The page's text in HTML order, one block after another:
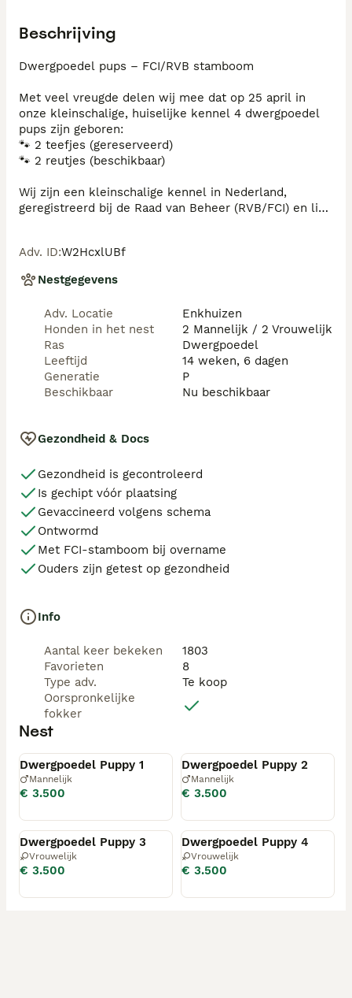
Beschrijving
Dwergpoedel pups – FCI/RVB stamboom
Met veel vreugde delen wij mee dat op 25 april in
onze kleinschalige, huiselijke kennel 4 dwergpoedel
pups zijn geboren:
🐾 2 teefjes (gereserveerd)
🐾 2 reutjes (beschikbaar)
Wij zijn een kleinschalige kennel in Nederland,
geregistreerd bij de Raad van Beheer (RVB/FCI) en lid
Ouders van het nest:
✔ genetisch getest (volledig poedel pakket)
✔ oogonderzoek uitgevoerd
✔ vader is kampioen in meerdere landen
Over de pups:
✔ krijgen een officiële RVB/FCI stamboom
✔ klaar om naar hun nieuwe huis te gaan rond 27 juni
start
✔ opgegroeid in huis, gewend aan dagelijkse geluiden
Wij besteden veel aandacht aan socialisatie:
✔ contact met andere honden
✔ gewend aan kinderen
✔ gewend aan katten
✔ eerste kennismaking met de buitenwereld (ook in
een mandje)
aan hun nieuwe gezin.
📩 Alleen serieuze en verantwoordelijke reacties
graag.
Adv. ID:W2HcxlUBf
Nestgegevens
Adv. Locatie
Enkhuizen
Honden in het nest
2 Mannelijk / 2 Vrouwelijk
Ras
Dwergpoedel
Leeftijd
14 weken, 6 dagen
Generatie
P
Beschikbaar
Nu beschikbaar
Gezondheid & Docs
Gezondheid is gecontroleerd
Is gechipt vóór plaatsing
Gevaccineerd volgens schema
Ontwormd
Met FCI-stamboom bij overname
Ouders zijn getest op gezondheid
Info
Aantal keer bekeken
1803
Favorieten
8
Type adv.
Te koop
Oorspronkelijke
fokker
Nest
Dwergpoedel Puppy 1
Mannelijk
€ 3.500
Dwergpoedel Puppy 2
Mannelijk
€ 3.500
Gereserveerd
Dwergpoedel Puppy 3
Vrouwelijk
€ 3.500
Gereserveerd
Dwergpoedel Puppy 4
Vrouwelijk
€ 3.500